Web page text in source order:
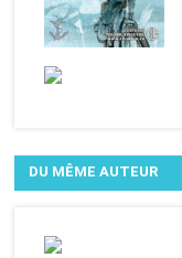
DU MÊME AUTEUR